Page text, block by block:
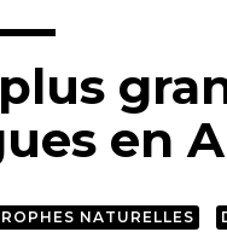
en
NATURELLES